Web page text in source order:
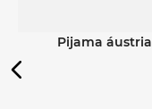
pijama áustria